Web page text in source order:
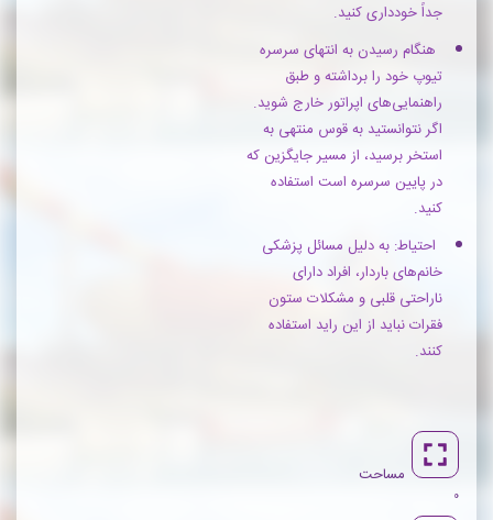
جداً خودداری کنید.
هنگام رسیدن به انتهای سرسره
تیوپ خود را برداشته و طبق
راهنمایی‌های اپراتور خارج شوید.
اگر نتوانستید به قوس منتهی به
استخر برسید، از مسیر جایگزین که
در پایین سرسره است استفاده
کنید.
احتیاط: به دلیل مسائل پزشکی
خانم‌های باردار، افراد دارای
ناراحتی قلبی و مشکلات ستون
فقرات نباید از این راید استفاده
کنند.
مساحت
0